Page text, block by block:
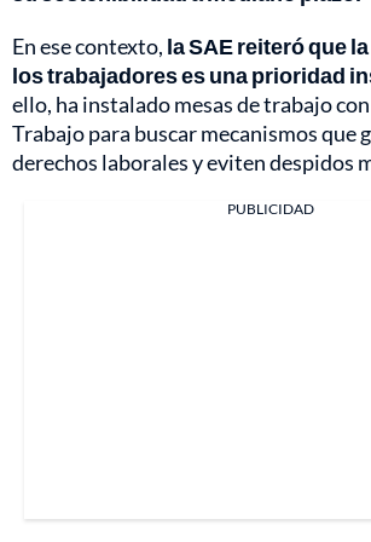
En ese contexto, la SAE reiteró que
los trabajadores es una prioridad
ello, ha instalado mesas de trabajo
Trabajo para buscar mecanismos que
derechos laborales y eviten despidos
PUBLICIDAD